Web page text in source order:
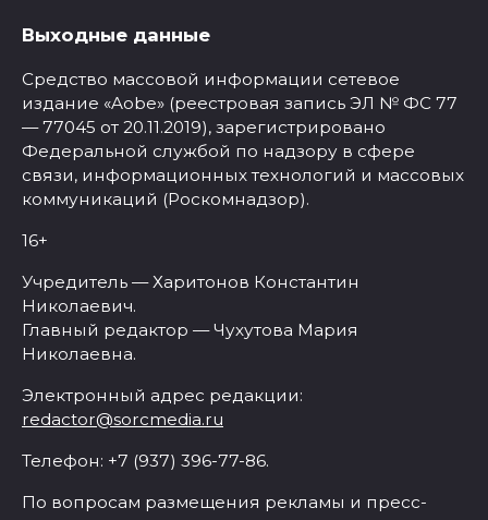
Выходные данные
Средство массовой информации сетевое
издание «Aobe» (реестровая запись ЭЛ № ФС 77
— 77045 от 20.11.2019), зарегистрировано
Федеральной службой по надзору в сфере
связи, информационных технологий и массовых
коммуникаций (Роскомнадзор).
16+
Учредитель — Харитонов Константин
Николаевич.
Главный редактор — Чухутова Мария
Николаевна.
Электронный адрес редакции:
redactor@sorcmedia.ru
Телефон: +7 (937) 396-77-86.
По вопросам размещения рекламы и пресс-